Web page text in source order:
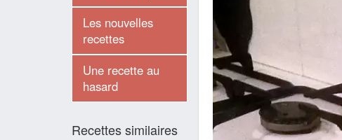
Les nouvelles
recettes
Une recette au
hasard
Recettes similaires